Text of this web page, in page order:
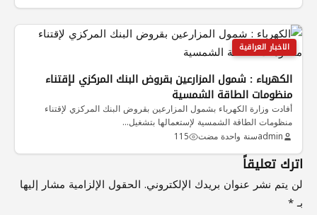
الاخبار العراقية
الكهرباء : شمول المزارعين بقروض البنك المركزي لإقتناء
منظومات الطاقة الشمسية
أفادت وزارة الكهرباء بشمول المزارعين بقروض البنك المركزي لإقتناء
منظومات الطاقة الشمسية لإستعمالها بتشغيل…
adminسنة واحدة مضت 115
اترك تعليقاً
لن يتم نشر عنوان بريدك الإلكتروني. الحقول الإلزامية مشار إليها
بـ*